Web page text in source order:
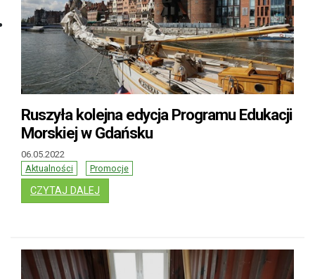
Ruszyła kolejna edycja Programu Edukacji
Morskiej w Gdańsku
06.05.2022
Aktualności
Promocje
CZYTAJ DALEJ